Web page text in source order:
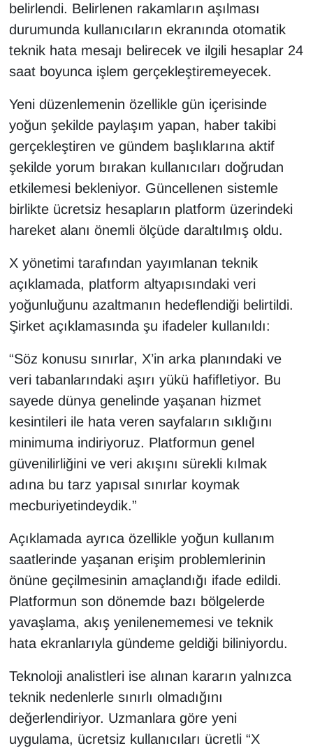
belirlendi. Belirlenen rakamların aşılması
durumunda kullanıcıların ekranında otomatik
teknik hata mesajı belirecek ve ilgili hesaplar 24
saat boyunca işlem gerçekleştiremeyecek.
Yeni düzenlemenin özellikle gün içerisinde
yoğun şekilde paylaşım yapan, haber takibi
gerçekleştiren ve gündem başlıklarına aktif
şekilde yorum bırakan kullanıcıları doğrudan
etkilemesi bekleniyor. Güncellenen sistemle
birlikte ücretsiz hesapların platform üzerindeki
hareket alanı önemli ölçüde daraltılmış oldu.
X yönetimi tarafından yayımlanan teknik
açıklamada, platform altyapısındaki veri
yoğunluğunu azaltmanın hedeflendiği belirtildi.
Şirket açıklamasında şu ifadeler kullanıldı:
“Söz konusu sınırlar, X’in arka planındaki ve
veri tabanlarındaki aşırı yükü hafifletiyor. Bu
sayede dünya genelinde yaşanan hizmet
kesintileri ile hata veren sayfaların sıklığını
minimuma indiriyoruz. Platformun genel
güvenilirliğini ve veri akışını sürekli kılmak
adına bu tarz yapısal sınırlar koymak
mecburiyetindeydik.”
Açıklamada ayrıca özellikle yoğun kullanım
saatlerinde yaşanan erişim problemlerinin
önüne geçilmesinin amaçlandığı ifade edildi.
Platformun son dönemde bazı bölgelerde
yavaşlama, akış yenilenememesi ve teknik
hata ekranlarıyla gündeme geldiği biliniyordu.
Teknoloji analistleri ise alınan kararın yalnızca
teknik nedenlerle sınırlı olmadığını
değerlendiriyor. Uzmanlara göre yeni
uygulama, ücretsiz kullanıcıları ücretli “X